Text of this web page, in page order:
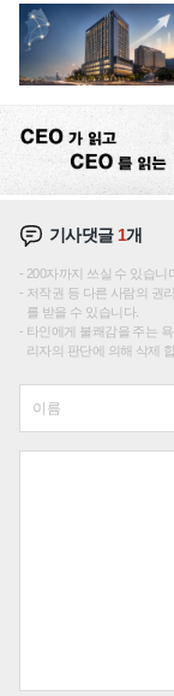
기사댓글1개
200자까지 쓰실 수 있습니
저작권 등 다른 사람의 권
를 받을 수 있습니다.
타인에게 불쾌감을 주는
리자의 판단에 의해 삭제